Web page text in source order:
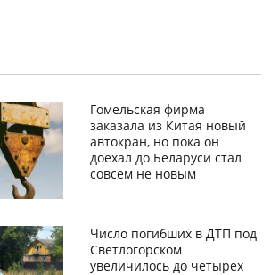
Гомельская фирма
заказала из Китая новый
автокран, но пока он
доехал до Беларуси стал
совсем не новым
Число погибших в ДТП под
Светлогорском
увеличилось до четырех